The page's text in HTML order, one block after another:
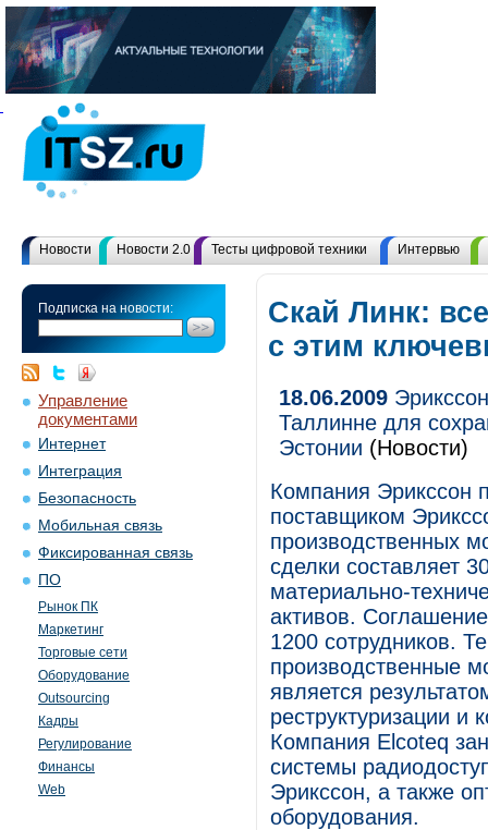
Новости Новости 2.0 Тесты цифровой техники Интервью
Подписка на новости:
Управление
документами
Интернет
Интеграция
Безопасность
Мобильная связь
Фиксированная связь
ПО
Рынок ПК
Маркетинг
Торговые сети
Оборудование
Outsourcing
Кадры
Регулирование
Финансы
Web
Скай Линк:
с этим
18.06.2009
Таллинне для
Эстонии (Новости)
Компания Эрикссон
поставщиком
производственных
сделки составляет
материально-
активов.
1200 сотрудников.
производственные
является
реструктуризации и
Компания Elcoteq
системы
Эрикссон, а также
оборудования.